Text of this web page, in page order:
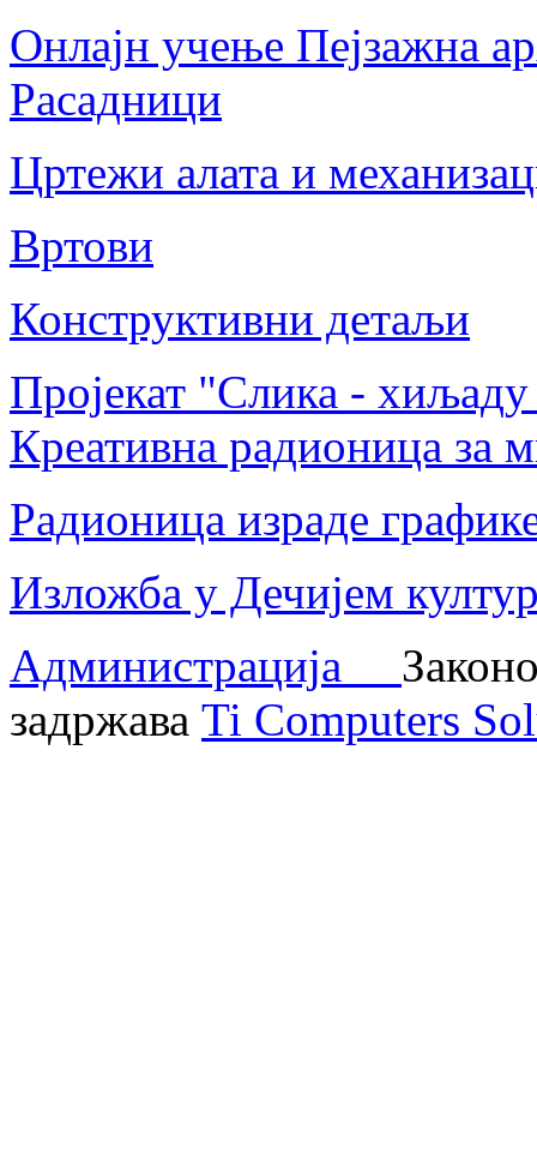
Онлајн учење Пејзажна
Расадници
Цртежи алата и
Вртови
Конструктивни детаљи
Пројекат "Слика -
Креативна радионица за
Радионица израде
Изложба у Дечијем
Администрација
задржава Ti Computers